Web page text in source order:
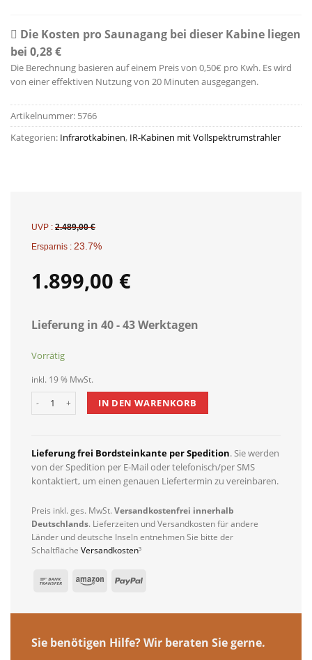
Die Kosten pro Saunagang bei dieser Kabine liegen
bei 0,28 €
Die Berechnung basieren auf einem Preis von 0,50€ pro Kwh. Es wird
von einer effektiven Nutzung von 20 Minuten ausgegangen.
Artikelnummer: 5766
Kategorien: Infrarotkabinen, IR-Kabinen mit Vollspektrumstrahler
UVP : 2.489,00€
Ersparnis : 23.7%
1.899,00 €
Lieferung in 40 - 43 Werktagen
Vorrätig
inkl. 19 % MwSt.
IN DEN WARENKORB
Lieferung frei Bordsteinkante per Spedition. Sie werden
von der Spedition per E-Mail oder telefonisch/per SMS
kontaktiert, um einen genauen Liefertermin zu vereinbaren.
Preis inkl. ges. MwSt. Versandkostenfrei innerhalb
Deutschlands. Lieferzeiten und Versandkosten für andere
Länder und deutsche Inseln entnehmen Sie bitte der
Schaltfläche Versandkosten³
Sie benötigen Hilfe? Wir beraten Sie gerne.